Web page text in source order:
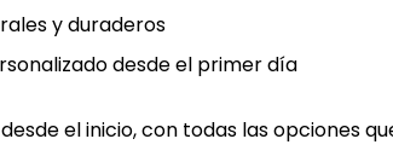
y duraderos
desde el primer día
el inicio, con todas las opciones